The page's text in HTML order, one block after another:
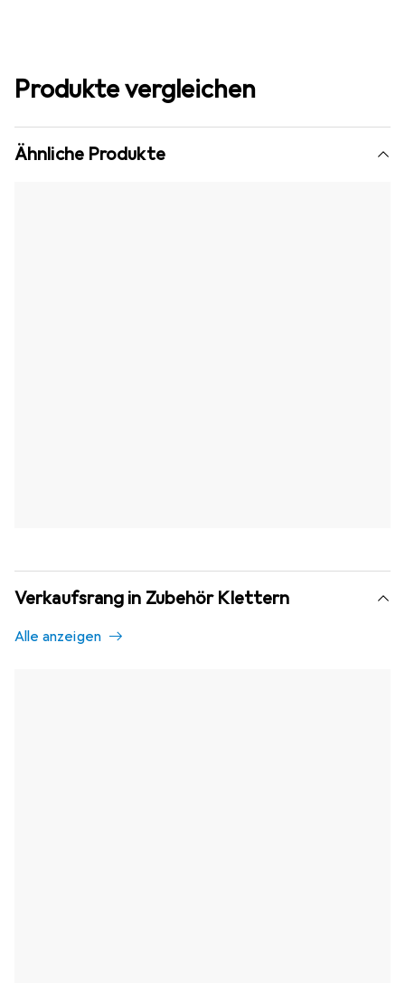
Produkte vergleichen
Ähnliche Produkte
Verkaufsrang in Zubehör Klettern
Alle anzeigen